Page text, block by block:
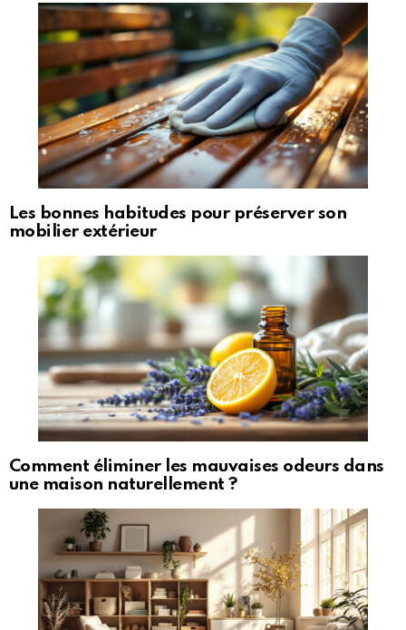
Les bonnes habitudes pour préserver son
mobilier extérieur
Comment éliminer les mauvaises odeurs dans
une maison naturellement ?